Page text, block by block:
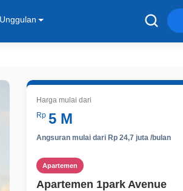
Harga mulai dari
Rp 5 M
Angsuran mulai dari Rp 24,7 juta /bulan
Apartemen
Apartemen 1park Avenue